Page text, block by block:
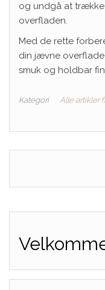
og undgå at
overfladen.
Med de rette
din jævne
smuk og holdbar
Kategori Alle artikler